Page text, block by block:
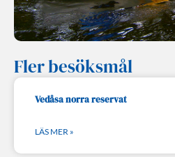
Fler besöksmål
Vedåsa norra reservat
LÄS MER »